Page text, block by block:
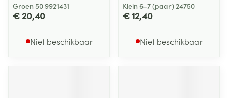
Groen 50 9921431
€ 20,40
Niet beschikbaar
Klein 6-7 (paar) 24750
€ 12,40
Niet beschikbaar